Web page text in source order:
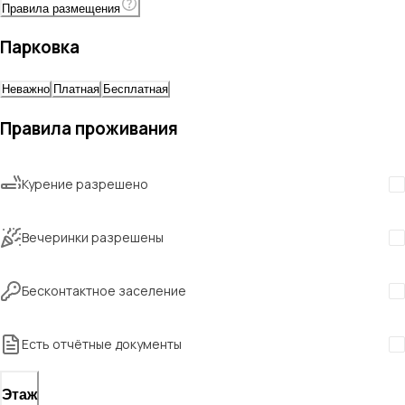
Правила размещения
Парковка
Неважно Платная Бесплатная
Правила проживания
Курение разрешено
Вечеринки разрешены
Бесконтактное заселение
Есть отчётные документы
Этаж